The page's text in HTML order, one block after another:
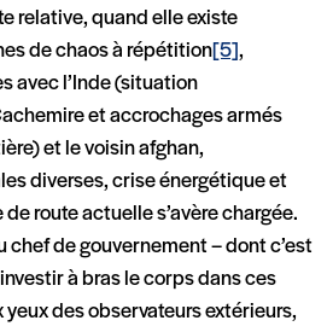
relative, quand elle existe
de chaos à répétition[5],
avec l’Inde (situation
et accrochages armés
et le voisin afghan,
diverses, crise énergétique et
de route actuelle s’avère chargée.
chef de gouvernement – dont c’est
à bras le corps dans ces
yeux des observateurs extérieurs,